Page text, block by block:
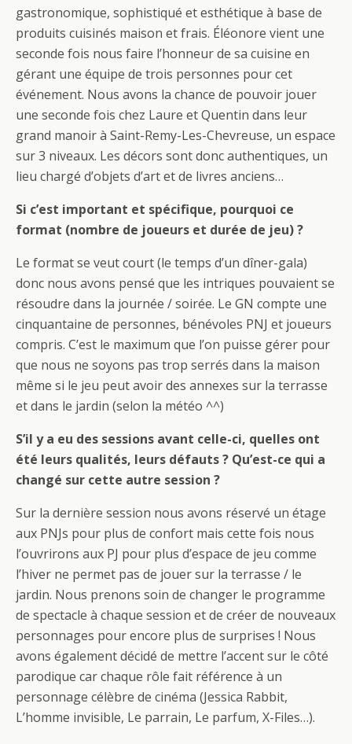
gastronomique, sophistiqué et esthétique à base de
produits cuisinés maison et frais. Éléonore vient une
seconde fois nous faire l’honneur de sa cuisine en
gérant une équipe de trois personnes pour cet
événement. Nous avons la chance de pouvoir jouer
une seconde fois chez Laure et Quentin dans leur
grand manoir à Saint-Remy-Les-Chevreuse, un espace
sur 3 niveaux. Les décors sont donc authentiques, un
lieu chargé d’objets d’art et de livres anciens…
Si c’est important et spécifique, pourquoi ce
format (nombre de joueurs et durée de jeu) ?
Le format se veut court (le temps d’un dîner-gala)
donc nous avons pensé que les intriques pouvaient se
résoudre dans la journée / soirée. Le GN compte une
cinquantaine de personnes, bénévoles PNJ et joueurs
compris. C’est le maximum que l’on puisse gérer pour
que nous ne soyons pas trop serrés dans la maison
même si le jeu peut avoir des annexes sur la terrasse
et dans le jardin (selon la météo ^^)
S’il y a eu des sessions avant celle-ci, quelles ont
été leurs qualités, leurs défauts ? Qu’est-ce qui a
changé sur cette autre session ?
Sur la dernière session nous avons réservé un étage
aux PNJs pour plus de confort mais cette fois nous
l’ouvrirons aux PJ pour plus d’espace de jeu comme
l’hiver ne permet pas de jouer sur la terrasse / le
jardin. Nous prenons soin de changer le programme
de spectacle à chaque session et de créer de nouveaux
personnages pour encore plus de surprises ! Nous
avons également décidé de mettre l’accent sur le côté
parodique car chaque rôle fait référence à un
personnage célèbre de cinéma (Jessica Rabbit,
L’homme invisible, Le parrain, Le parfum, X-Files…).